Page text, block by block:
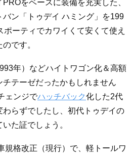
をベースに装備を充実した、
ン「トゥデイ ハミング」を199
ーティでカワイくて安くて使え
です。
年）などハイトワゴン化＆高額
テーゼだったかもしれません
ェンジでハッチバック化した2代
わらずでしたし、初代トゥデイの
た証でしょう。
規格改正（現行）で、軽トールワ